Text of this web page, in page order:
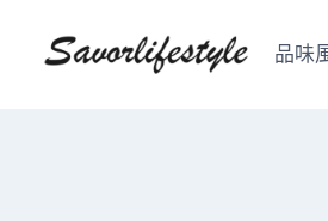
品味